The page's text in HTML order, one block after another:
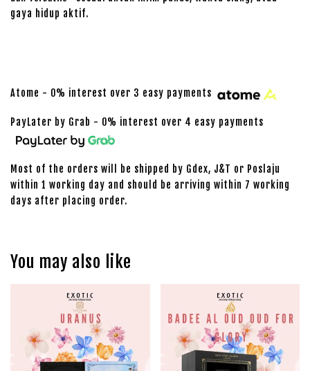
gaya hidup aktif.
Atome - 0% interest over 3 easy payments
PayLater by Grab - 0% interest over 4 easy payments
Most of the orders will be shipped by Gdex, J&T or Poslaju
within 1 working day and should be arriving within 7 working
days after placing order.
You may also like